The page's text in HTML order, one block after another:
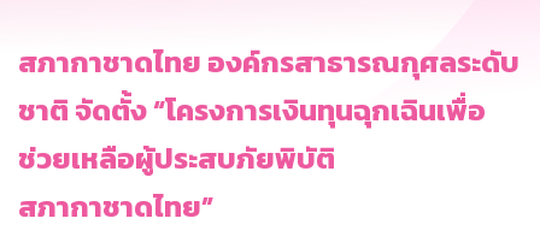
สภากาชาดไทย องค์กรสาธารณกุศลระดับ
ชาติ จัดตั้ง “โครงการเงินทุนฉุกเฉินเพื่อ
ช่วยเหลือผู้ประสบภัยพิบัติ
สภากาชาดไทย”